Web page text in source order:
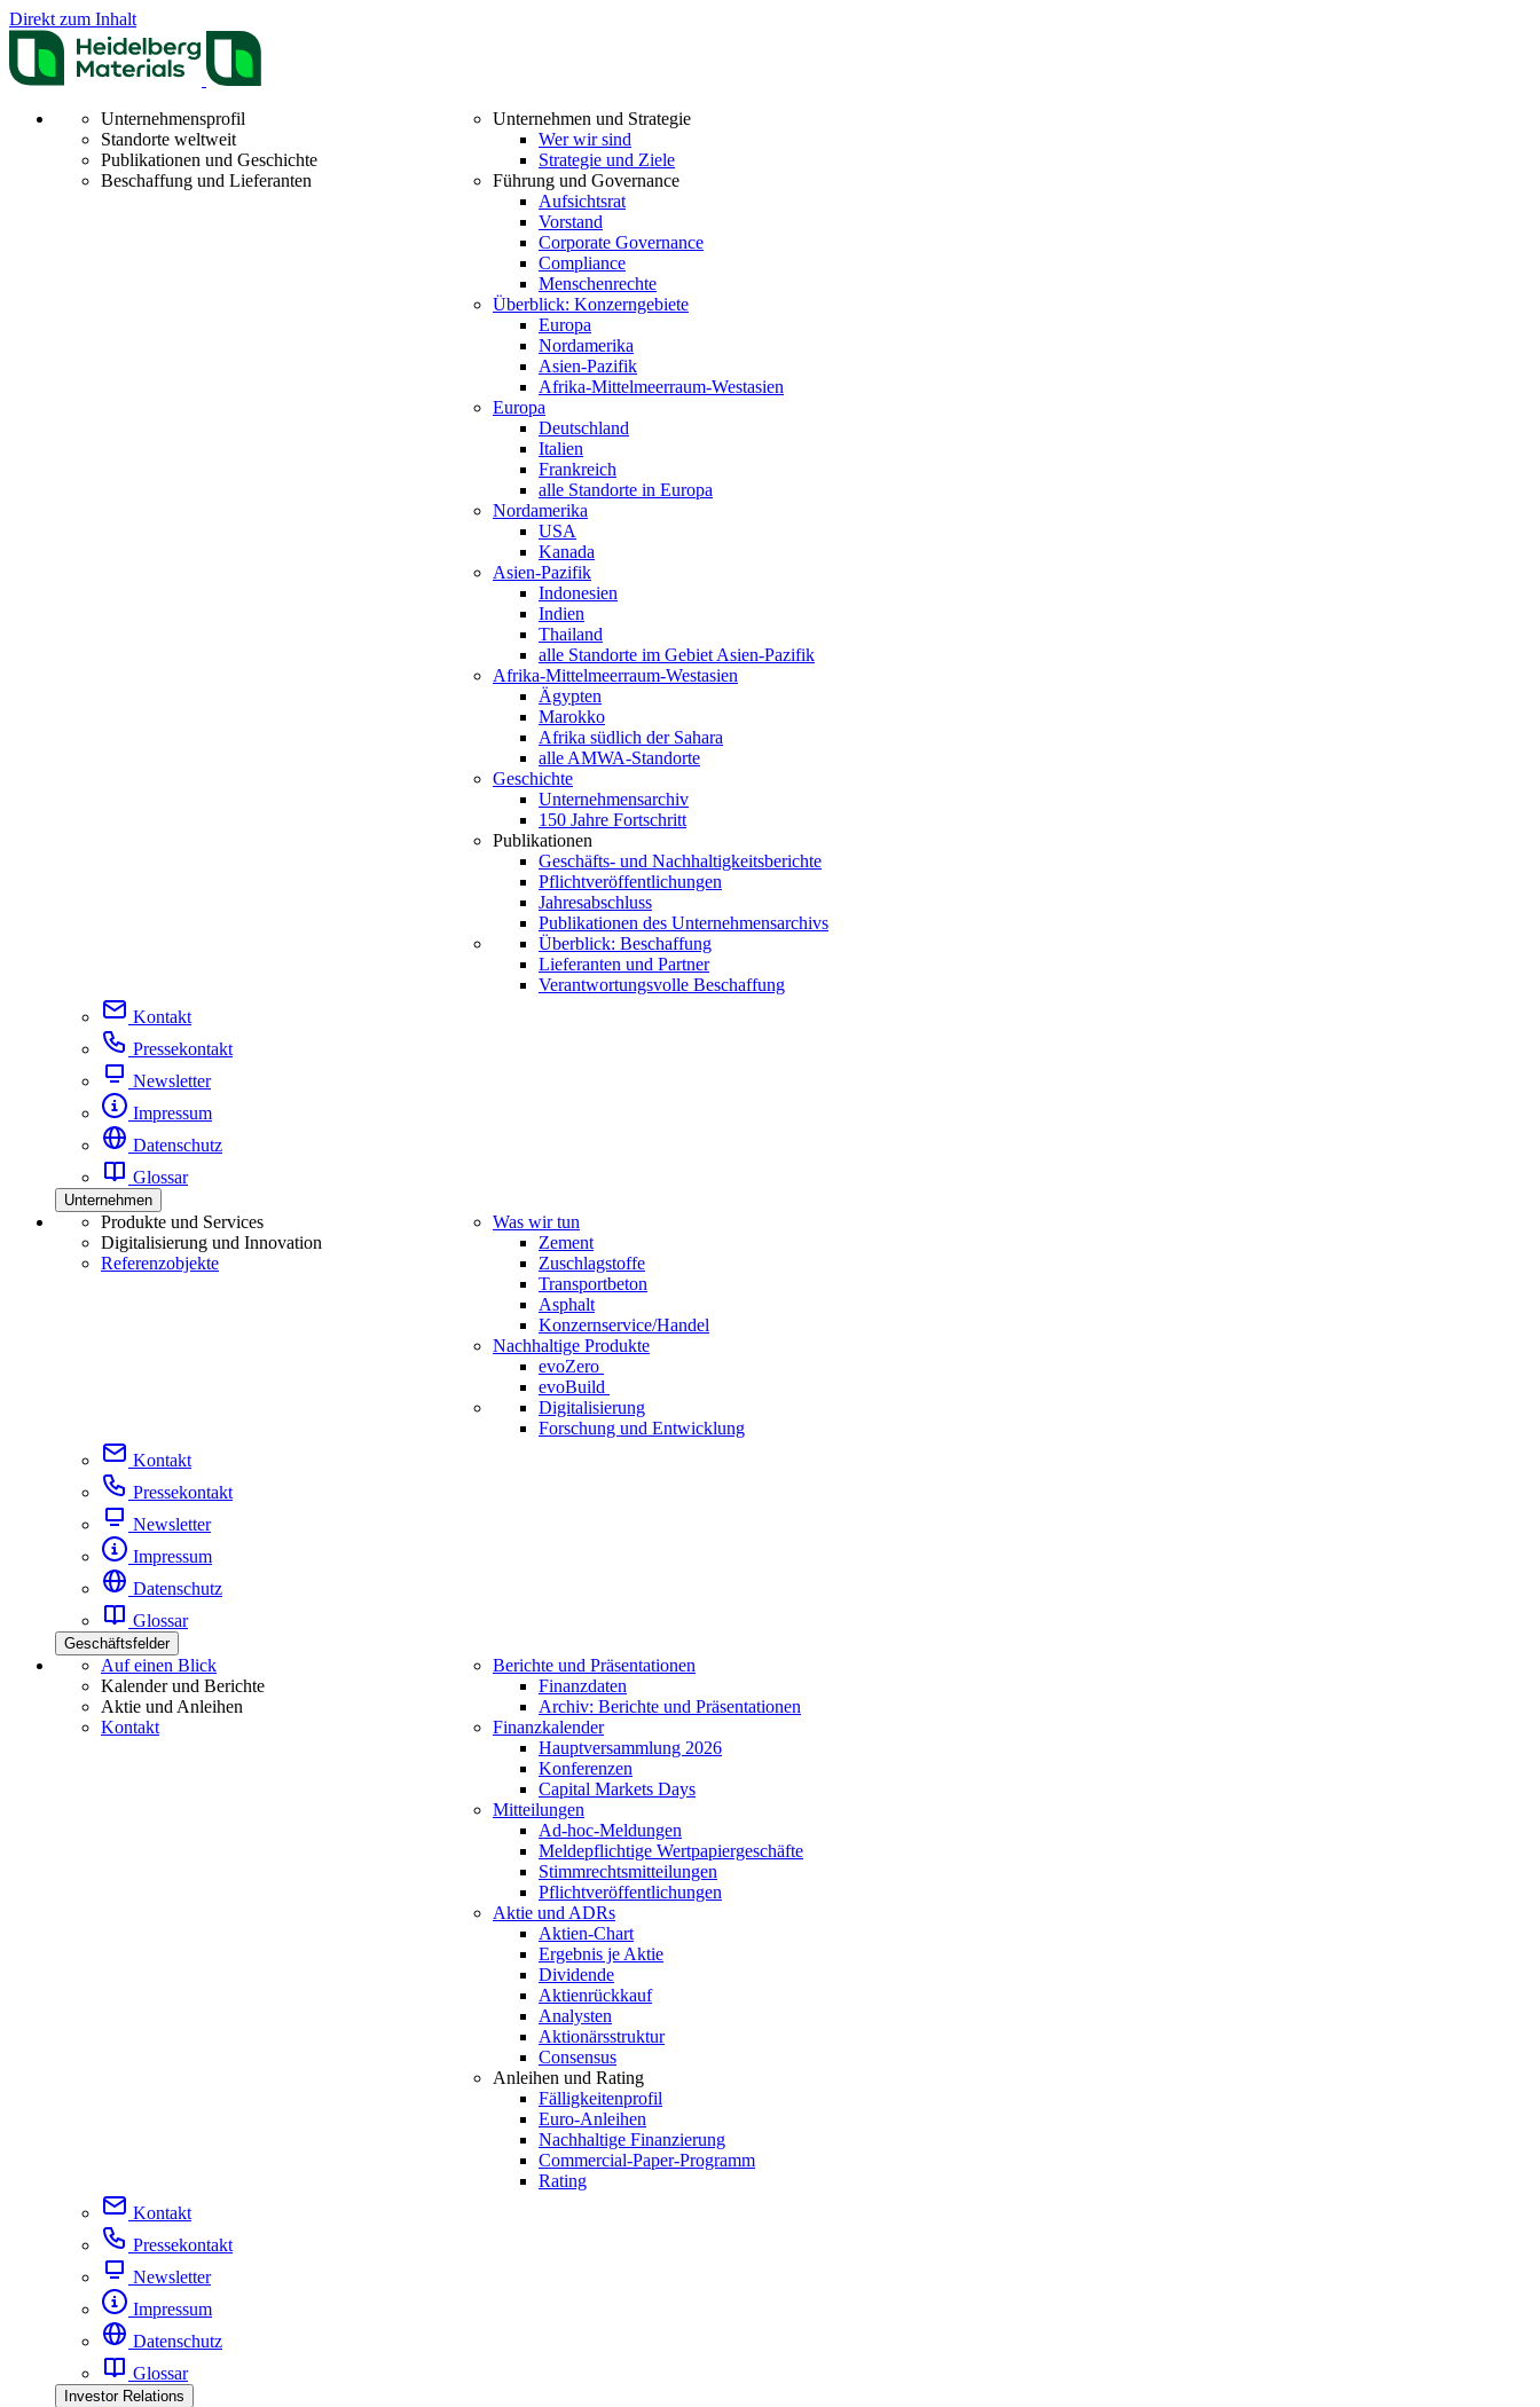
Direkt zum Inhalt
Unternehmensprofil
Standorte weltweit
Publikationen und Geschichte
Beschaffung und Lieferanten
Unternehmen und Strategie
Wer wir sind
Strategie und Ziele
Führung und Governance
Aufsichtsrat
Vorstand
Corporate Governance
Compliance
Menschenrechte
Überblick: Konzerngebiete
Europa
Nordamerika
Asien-Pazifik
Afrika-Mittelmeerraum-Westasien
Europa
Deutschland
Italien
Frankreich
alle Standorte in Europa
Nordamerika
USA
Kanada
Asien-Pazifik
Indonesien
Indien
Thailand
alle Standorte im Gebiet Asien-Pazifik
Afrika-Mittelmeerraum-Westasien
Ägypten
Marokko
Afrika südlich der Sahara
alle AMWA-Standorte
Geschichte
Unternehmensarchiv
150 Jahre Fortschritt
Publikationen
Geschäfts- und Nachhaltigkeitsberichte
Pflichtveröffentlichungen
Jahresabschluss
Publikationen des Unternehmensarchivs
Überblick: Beschaffung
Lieferanten und Partner
Verantwortungsvolle Beschaffung
Kontakt
Pressekontakt
Newsletter
Impressum
Datenschutz
Glossar
Unternehmen
Produkte und Services
Digitalisierung und Innovation
Referenzobjekte
Was wir tun
Zement
Zuschlagstoffe
Transportbeton
Asphalt
Konzernservice/Handel
Nachhaltige Produkte
evoZero
evoBuild
Digitalisierung
Forschung und Entwicklung
Kontakt
Pressekontakt
Newsletter
Impressum
Datenschutz
Glossar
Geschäftsfelder
Auf einen Blick
Kalender und Berichte
Aktie und Anleihen
Kontakt
Berichte und Präsentationen
Finanzdaten
Archiv: Berichte und Präsentationen
Finanzkalender
Hauptversammlung 2026
Konferenzen
Capital Markets Days
Mitteilungen
Ad-hoc-Meldungen
Meldepflichtige Wertpapiergeschäfte
Stimmrechtsmitteilungen
Pflichtveröffentlichungen
Aktie und ADRs
Aktien-Chart
Ergebnis je Aktie
Dividende
Aktienrückkauf
Analysten
Aktionärsstruktur
Consensus
Anleihen und Rating
Fälligkeitenprofil
Euro-Anleihen
Nachhaltige Finanzierung
Commercial-Paper-Programm
Rating
Kontakt
Pressekontakt
Newsletter
Impressum
Datenschutz
Glossar
Investor Relations